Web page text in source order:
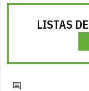
LISTAS